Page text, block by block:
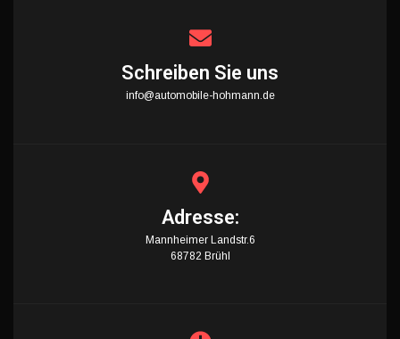
Schreiben Sie uns
info@automobile-hohmann.de
Adresse:
Mannheimer Landstr.6
68782 Brühl